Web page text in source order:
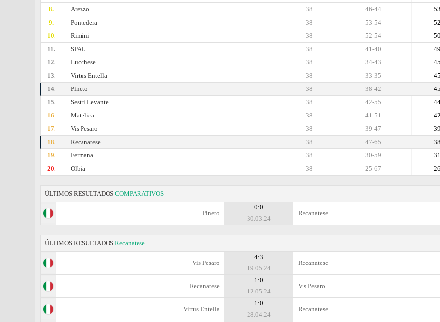
8.
Arezzo 53
46-44
38
9.
Pontedera 52
53-54
38
10.
Rimini 50
52-54
38
11.
SPAL 49
41-40
38
12.
Lucchese 45
34-43
38
13.
Virtus Entella 45
33-35
38
14.
Pineto 45
38-42
38
15.
Sestri Levante 44
42-55
38
16.
Matelica 42
41-51
38
17.
Vis Pesaro 39
39-47
38
18.
Recanatese 38
47-65
38
19.
Fermana 31
30-59
38
20.
Olbia 26
25-67
38
ÚLTIMOS RESULTADOS COMPARATIVOS
Pineto
0:0
30.03.24
Recanatese
ÚLTIMOS RESULTADOS Recanatese
Vis Pesaro
4:3
19.05.24
Recanatese
Recanatese
1:0
12.05.24
Vis Pesaro
Virtus Entella
1:0
28.04.24
Recanatese